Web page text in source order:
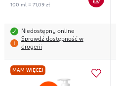
100 ml = 71,09 zł
Niedostępny online
Sprawdź dostępność w
drogerii
MAM WIĘCEJ